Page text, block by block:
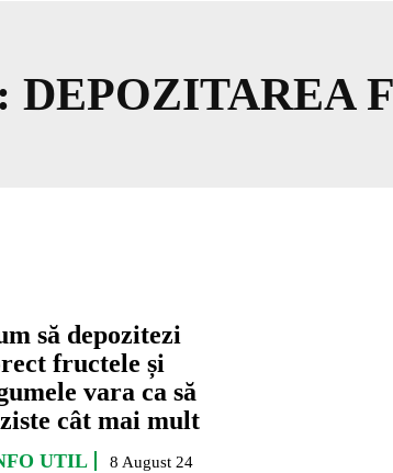
DEPOZITAREA
să depozitezi
fructele și
vara ca să
cât mai mult
UTIL 8 August 24